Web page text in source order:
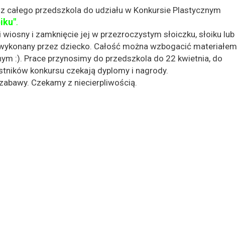
przedszkola do udziału w Konkursie Plastycznym
.
i zamknięcie jej w przezroczystym słoiczku, słoiku lub
przez dziecko. Całość można wzbogacić materiałem
:). Prace przynosimy do przedszkola do 22 kwietnia, do
konkursu czekają dyplomy i nagrody.
Czekamy z niecierpliwością.